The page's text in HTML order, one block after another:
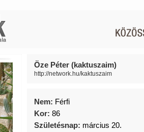
Öze Péter (kaktuszaim)
http://network.hu/kaktuszaim
Nem: Férfi
Kor: 86
Születésnap: március 20.